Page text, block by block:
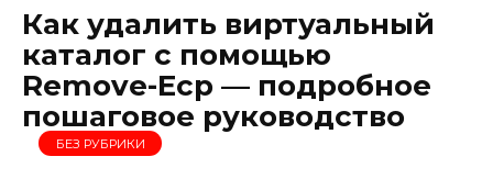
Как удалить виртуальный
каталог с помощью
Remove-Ecp — подробное
пошаговое руководство
БЕЗ РУБРИКИ